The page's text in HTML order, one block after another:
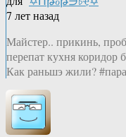
7 лет назад
Майстер.. прикинь,
перепат кухня коридор
Как раньшэ жили?